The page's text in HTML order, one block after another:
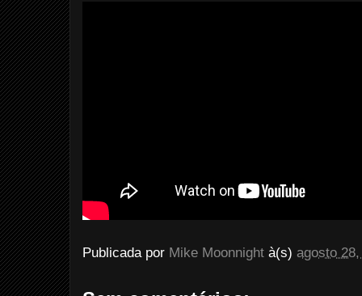
Publicada por Mike Moonnight à(s) agosto